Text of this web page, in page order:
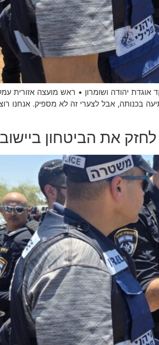
אוגדת יהודה ושומרון • ראש מועצה אזורית
בכנותה, אבל לצערי זה לא מספיק. אנחנו
את הביטחון